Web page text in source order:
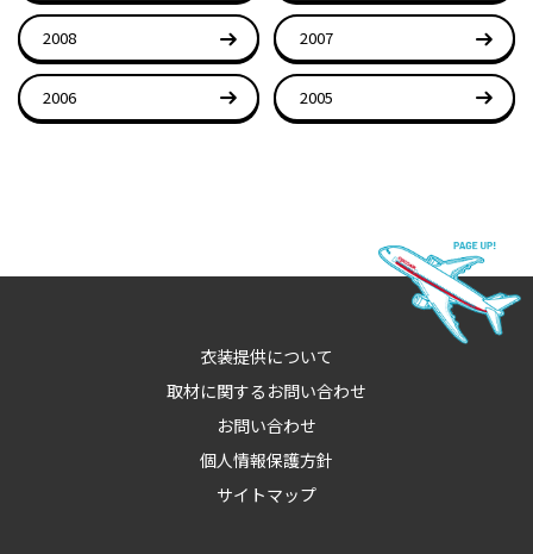
2008 2007
2006 2005
衣装提供について
取材に関するお問い合わせ
お問い合わせ
個人情報保護方針
サイトマップ